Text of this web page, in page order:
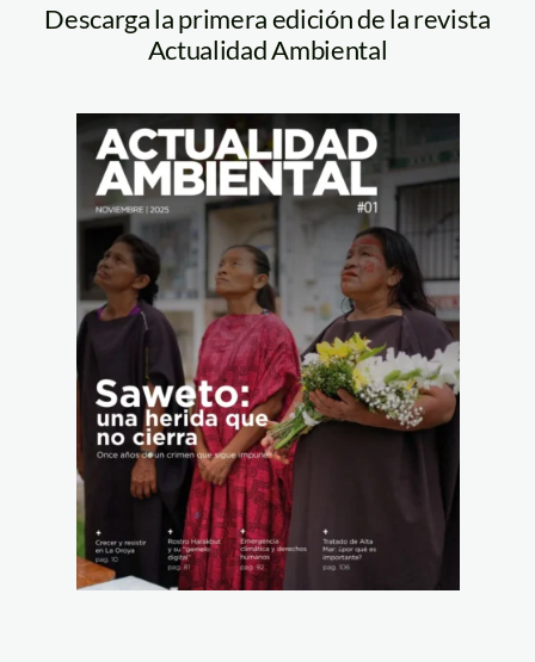
Descarga la primera edición de la revista
Actualidad Ambiental